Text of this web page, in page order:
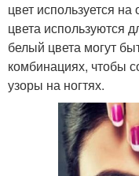
цвет используется
цвета используются
белый цвета могут
комбинациях, чтобы
узоры на ногтях.